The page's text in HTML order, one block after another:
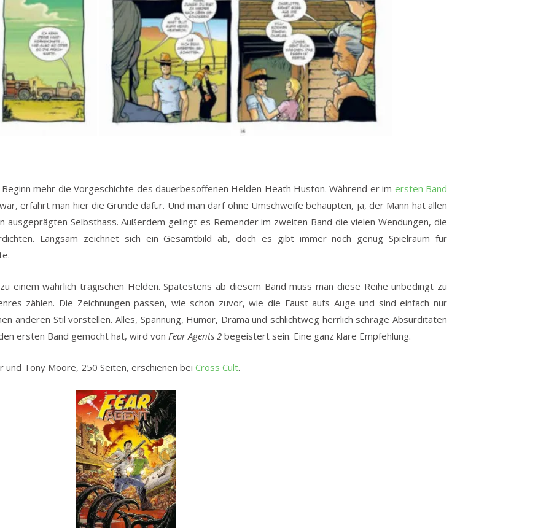
mehr die Vorgeschichte des dauerbesoffenen Helden Heath Huston. Während er im ersten Band
erfährt man hier die Gründe dafür. Und man darf ohne Umschweife behaupten, ja, der Mann hat allen
ausgeprägten Selbsthass. Außerdem gelingt es Remender im zweiten Band die vielen Wendungen, die
Langsam zeichnet sich ein Gesamtbild ab, doch es gibt immer noch genug Spielraum für
einem wahrlich tragischen Helden. Spätestens ab diesem Band muss man diese Reihe unbedingt zu
zählen. Die Zeichnungen passen, wie schon zuvor, wie die Faust aufs Auge und sind einfach nur
anderen Stil vorstellen. Alles, Spannung, Humor, Drama und schlichtweg herrlich schräge Absurditäten
ersten Band gemocht hat, wird von Fear Agents 2 begeistert sein. Eine ganz klare Empfehlung.
und Tony Moore, 250 Seiten, erschienen bei Cross Cult.